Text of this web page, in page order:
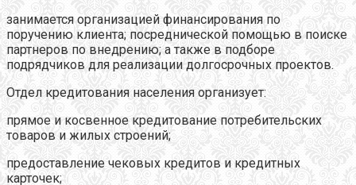
занимается организацией финансирования по
поручению клиента; посреднической помощью в поиске
партнеров по внедрению; а также в подборе
подрядчиков для реализации долгосрочных проектов.
Отдел кредитования населения организует:
прямое и косвенное кредитование потребительских
товаров и жилых строений;
предоставление чековых кредитов и кредитных
карточек;